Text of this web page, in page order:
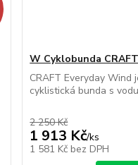
W Cyklobunda
CRAFT Everyday Wind
cyklistická bunda s
2 250 Kč
1 913 Kč/ks
1 581 Kč bez DPH